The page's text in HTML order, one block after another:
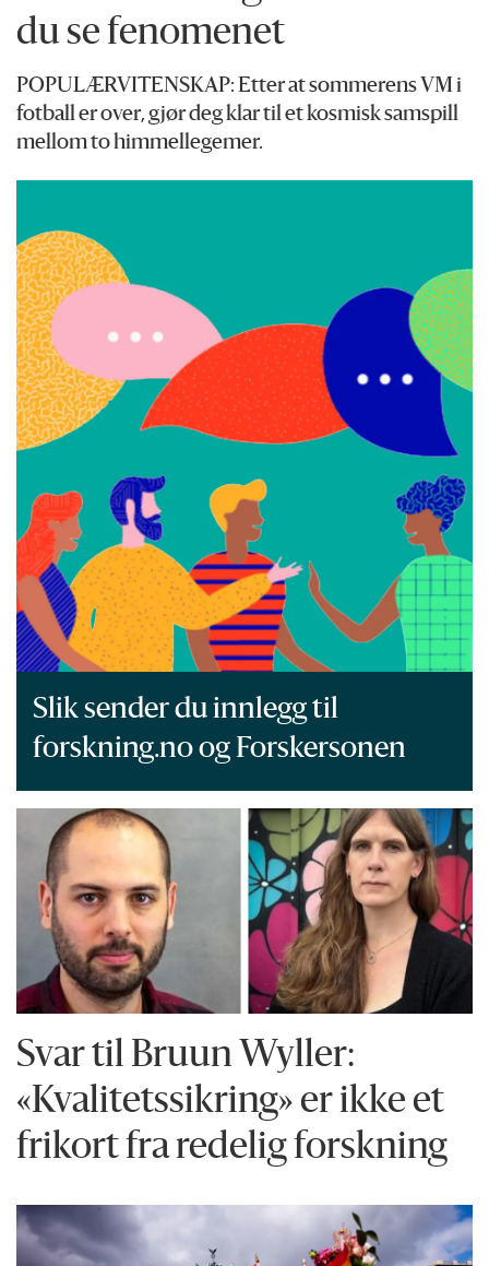
du se fenomenet
POPULÆRVITENSKAP: Etter at sommerens VM i
fotball er over, gjør deg klar til et kosmisk samspill
mellom to himmellegemer.
Slik sender du innlegg til
forskning.no og Forskersonen
Svar til Bruun Wyller:
«Kvalitetssikring» er ikke et
frikort fra redelig forskning